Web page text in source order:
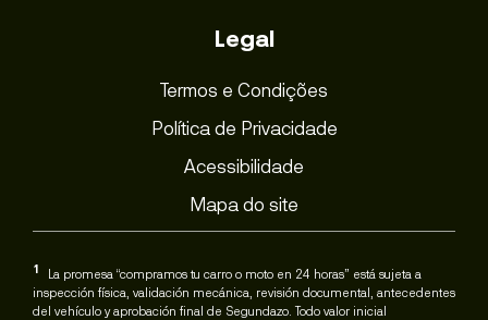
Legal
Termos e Condições
Política de Privacidade
Acessibilidade
Mapa do site
1
La promesa “compramos tu carro o moto en 24 horas” está sujeta a
inspección física, validación mecánica, revisión documental, antecedentes
del vehículo y aprobación final de Segundazo. Todo valor inicial